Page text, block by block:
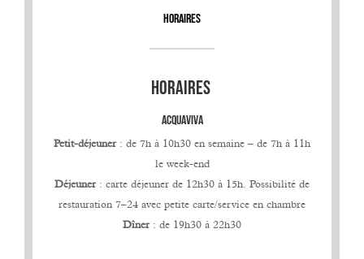
Horaires
HORAIRES
ACQUAVIVA
Petit-déjeuner: de 7h à 10h30 en semaine – de 7h à 11h
le week-end
Déjeuner: carte déjeuner de 12h30 à 15h. Possibilité de
restauration 7–24 avec petite carte/service en chambre
Dîner: de 19h30 à 22h30